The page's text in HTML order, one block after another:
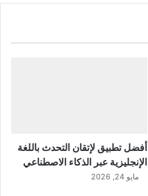
أفضل تطبيق لإتقان التحدث باللغة
الإنجليزية عبر الذكاء الاصطناعي
مايو 24, 2026